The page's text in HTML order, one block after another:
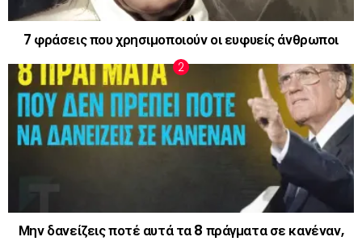
7 φράσεις που χρησιμοποιούν οι ευφυείς άνθρωποι
Μην δανείζεις ποτέ αυτά τα 8 πράγματα σε κανέναν,